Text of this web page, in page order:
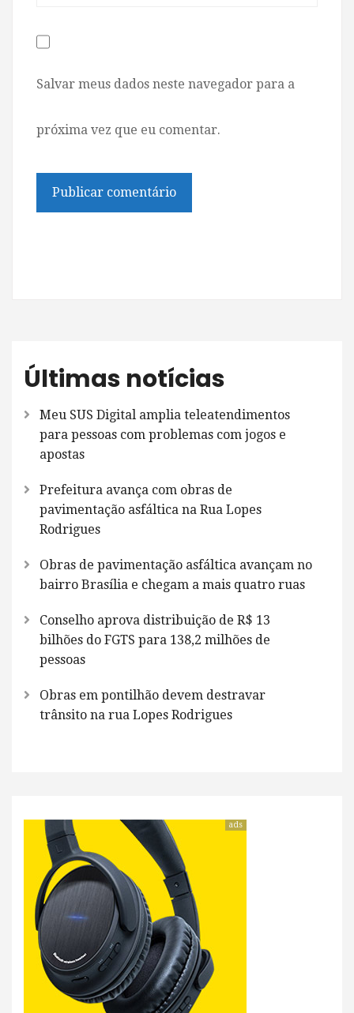
Salvar meus dados neste navegador para a
próxima vez que eu comentar.
Últimas notícias
Meu SUS Digital amplia teleatendimentos
para pessoas com problemas com jogos e
apostas
Prefeitura avança com obras de
pavimentação asfáltica na Rua Lopes
Rodrigues
Obras de pavimentação asfáltica avançam no
bairro Brasília e chegam a mais quatro ruas
Conselho aprova distribuição de R$ 13
bilhões do FGTS para 138,2 milhões de
pessoas
Obras em pontilhão devem destravar
trânsito na rua Lopes Rodrigues
ads